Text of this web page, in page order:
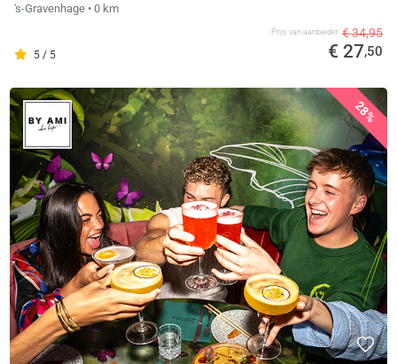
's-Gravenhage • 0 km
5 / 5
Prijs van aanbieder € 34,95
€ 27,50
28%